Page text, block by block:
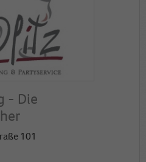
- Die
101